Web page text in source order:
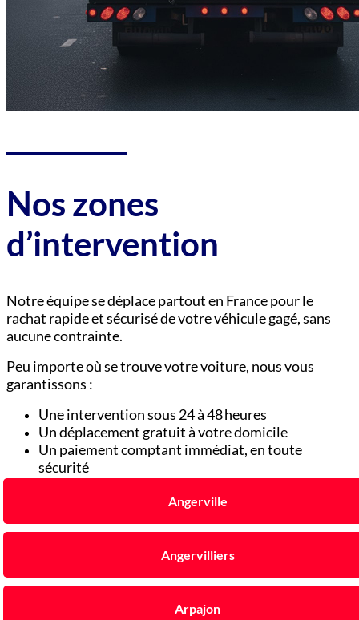
Nos zones
d’intervention
Notre équipe se déplace partout en France pour le
rachat rapide et sécurisé de votre véhicule gagé, sans
aucune contrainte.
Peu importe où se trouve votre voiture, nous vous
garantissons :
Une intervention sous 24 à 48 heures
Un déplacement gratuit à votre domicile
Un paiement comptant immédiat, en toute
sécurité
Angerville
Angervilliers
Arpajon